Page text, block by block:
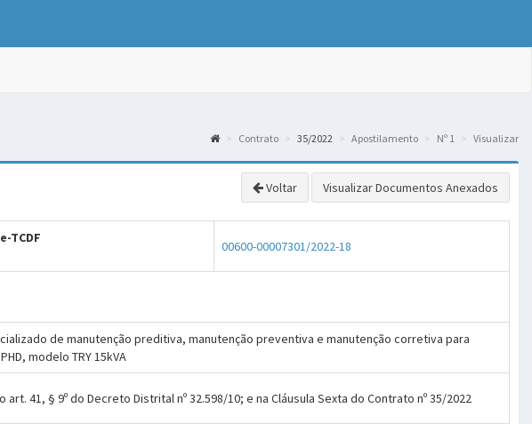
Contrato 35/2022 Apostilamento Nº 1 Visualizar
Voltar Visualizar Documentos Anexados
TCDF
00600-00007301/2022-18
de manutenção preditiva, manutenção preventiva e manutenção corretiva para
modelo TRY 15kVA
art. 41, § 9º do Decreto Distrital nº 32.598/10; e na Cláusula Sexta do Contrato nº 35/2022